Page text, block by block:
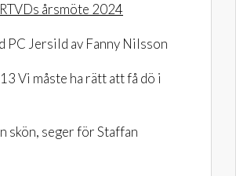
årsmöte 2024
PC Jersild av Fanny Nilsson
Vi måste ha rätt att få dö i
skön, seger för Staffan